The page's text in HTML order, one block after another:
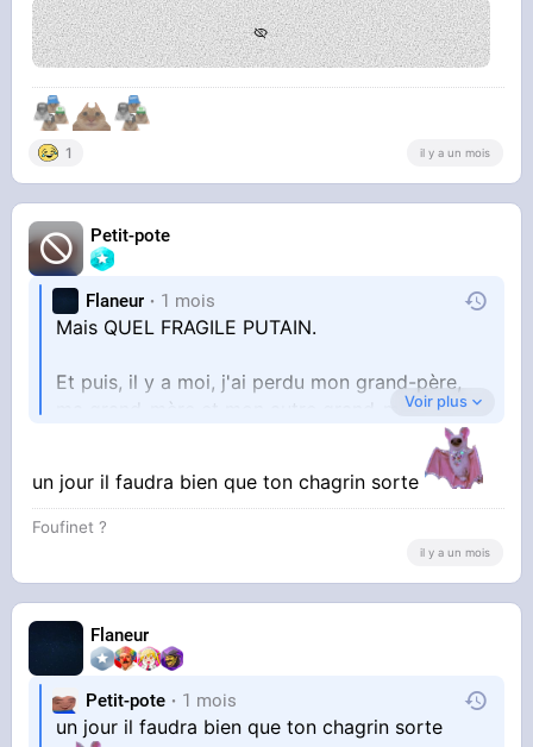
1 il y a un mois
Petit-pote
Flaneur 1 mois
Mais QUEL FRAGILE PUTAIN.
Et puis, il y a moi, j'ai perdu mon grand-père,
ma grand-mère et mon autre grand-mère en
moins de 2 mois, j'ai jamais versé une larme
pour ça, je les aimais pourtant, je pense que je
n'ai pas de cœur, je suis un monstre
Voir plus
un jour il faudra bien que ton chagrin sorte
Foufinet ?
il y a un mois
Flaneur
Petit-pote 1 mois
un jour il faudra bien que ton chagrin sorte